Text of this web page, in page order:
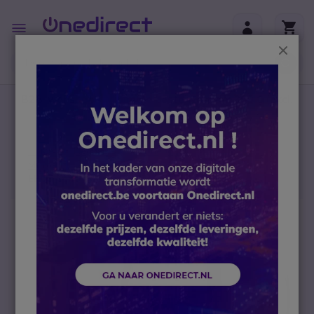
Toggle
Nav
btw)
Headsets
PC headsets
Microsoft Teams headset
EPOS Century SC 630 USB CTRL ML Headset